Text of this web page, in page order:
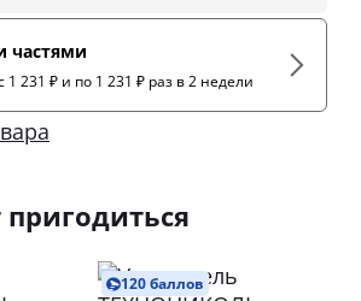
частями
1 231 ₽ и по 1 231 ₽ раз в 2 недели
120 баллов